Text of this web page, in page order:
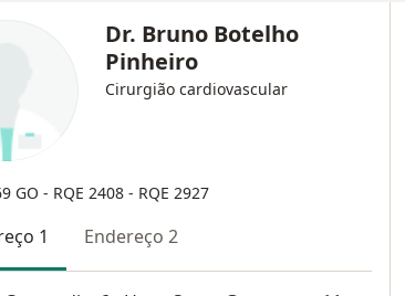
Dr. Bruno Botelho
Pinheiro
Cirurgião cardiovascular
GO - RQE 2408 - RQE 2927
1 Endereço 2